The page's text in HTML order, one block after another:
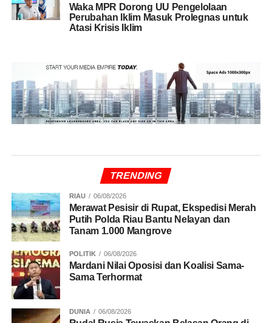
Waka MPR Dorong UU Pengelolaan
Perubahan Iklim Masuk Prolegnas untuk
Atasi Krisis Iklim
TRENDING
RIAU 06/08/2026
Merawat Pesisir di Rupat, Ekspedisi Merah
Putih Polda Riau Bantu Nelayan dan
Tanam 1.000 Mangrove
POLITIK 06/08/2026
Mardani Nilai Oposisi dan Koalisi Sama-
Sama Terhormat
DUNIA 06/08/2026